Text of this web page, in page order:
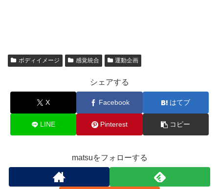
ボディイメージ 感覚統合 運動企画
シェアする
X Facebook はてブ
LINE Pinterest コピー
matsuをフォローする